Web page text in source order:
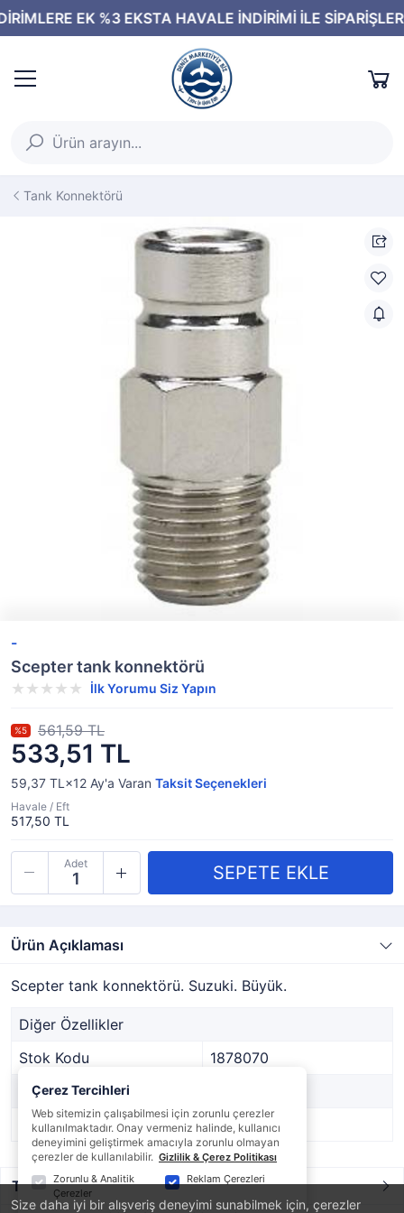
Size daha iyi bir alışveriş deneyimi sunabilmek için, çerezler
Tank Konnektörü
-
Scepter tank konnektörü
İlk Yorumu Siz Yapın
533,51 TL
%5 561,59 TL
59,37 TL×12 Ay'a Varan Taksit Seçenekleri
Havale / Eft
517,50 TL
Adet
Ürün Açıklaması
Scepter tank konnektörü. Suzuki. Büyük.
Diğer Özellikler
Stok Kodu
1878070
Marka
Stok Durumu
Var
Taksit / Ödeme Seçenekleri
Çerez Tercihleri
Web sitemizin çalışabilmesi için zorunlu çerezler
kullanılmaktadır. Onay vermeniz halinde, kullanıcı
deneyimini geliştirmek amacıyla zorunlu olmayan
çerezler de kullanılabilir. Gizlilik & Çerez Politikası
Zorunlu & Analitik
Çerezler
Reklam Çerezleri